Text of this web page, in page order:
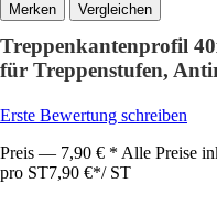
Vergleichen
Treppenkantenprofil
für Treppenstufen,
Erste Bewertung schreiben
Preis — 7,90 € * Alle Preise
pro ST7,90 €*/ ST